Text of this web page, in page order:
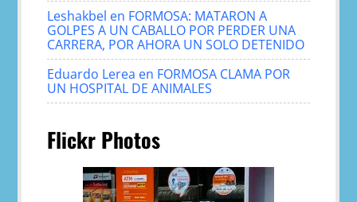
Leshakbel en FORMOSA: MATARON A
GOLPES A UN CABALLO POR PERDER UNA
CARRERA, POR AHORA UN SOLO DETENIDO
Eduardo Lerea en FORMOSA CLAMA POR
UN HOSPITAL DE ANIMALES
Flickr Photos